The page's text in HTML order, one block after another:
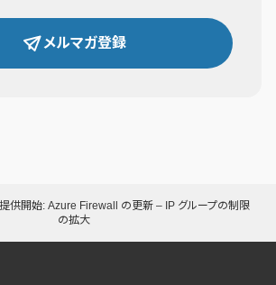
メルマガ登録
供開始: Azure Firewall の更新 – IP グループの制限
の拡大